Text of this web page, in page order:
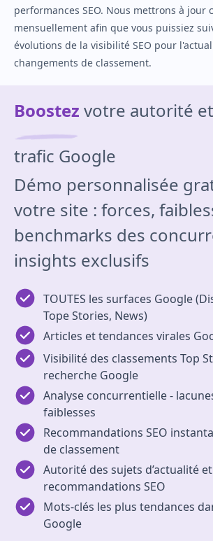
performances SEO. Nous mettrons à jour
mensuellement afin que vous puissiez
évolutions de la visibilité SEO pour
changements de classement.
Boostez votre autorité
trafic Google
Démo personnalisée
votre site : forces,
benchmarks des
insights exclusifs
TOUTES les surfaces Google
Tope Stories, News)
Articles et tendances virales
Visibilité des classements Top
recherche Google
Analyse concurrentielle -
faiblesses
Recommandations SEO
de classement
Autorité des sujets d’actualité et
recommandations SEO
Mots‑clés les plus tendances
Google